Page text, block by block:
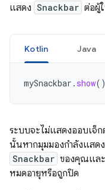
แสดง Snackbar ต่อผู้
Kotlin Java
mySnackbar . show()
ระบบจะไม่แสดงออบเจ็
นั้นหากมุมมองกำลังแสดง
Snackbar ของคุณแล
หมดอายุหรือถูกปิด